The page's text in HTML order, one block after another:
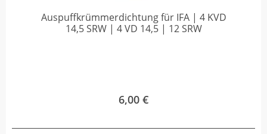
Auspuffkrümmerdichtung für IFA | 4 KVD
14,5 SRW | 4 VD 14,5 | 12 SRW
6,00 €